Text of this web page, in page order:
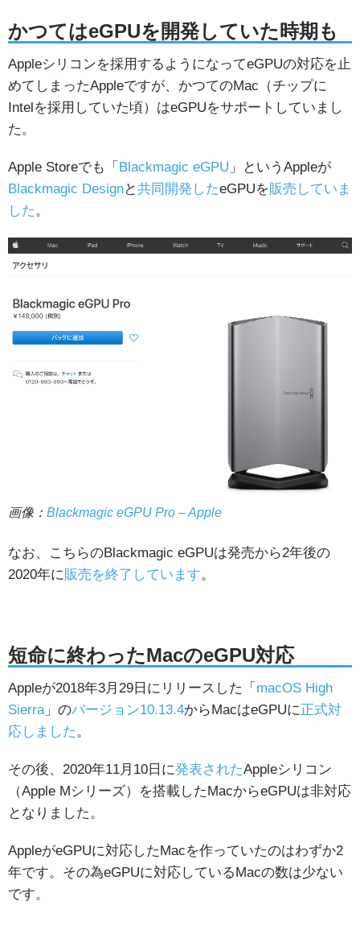
かつてはeGPUを開発していた時期も
Appleシリコンを採用するようになってeGPUの対応を止
めてしまったAppleですが、かつてのMac（チップに
Intelを採用していた頃）はeGPUをサポートしていまし
た。
Apple Storeでも「 Blackmagic eGPU 」というAppleが
Blackmagic Designと共同開発したeGPUを販売していま
した。
画像： Blackmagic eGPU Pro – Apple
なお、こちらのBlackmagic eGPUは発売から2年後の
2020年に販売を終了しています。
短命に終わったMacのeGPU対応
Appleが2018年3月29日にリリースした「 macOS High
Sierra」のバージョン10.13.4からMacはeGPUに 正式対
応しました。
その後、2020年11月10日に発表されたAppleシリコン
（Apple Mシリーズ）を搭載したMacからeGPUは非対応
となりました。
AppleがeGPUに対応したMacを作っていたのはわずか2
年です。その為eGPUに対応しているMacの数は少ない
です。